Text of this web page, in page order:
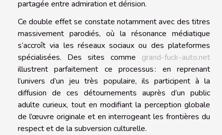
partagée entre admiration et dérision.
Ce double effet se constate notamment avec des titres
massivement parodiés, où la résonance médiatique
s’accroît via les réseaux sociaux ou des plateformes
spécialisées. Des sites comme grand-fuck-auto.net
illustrent parfaitement ce processus : en reprenant
l’univers d’un jeu très populaire, ils participent à la
diffusion de ces détournements auprès d’un public
adulte curieux, tout en modifiant la perception globale
de l’œuvre originale et en interrogeant les frontières du
respect et de la subversion culturelle.